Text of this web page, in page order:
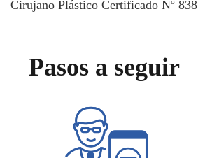
Cirujano Plástico Certificado Nº 838
Pasos a seguir